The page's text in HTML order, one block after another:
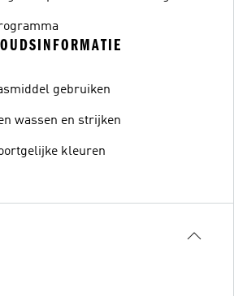
gebruiken
wassen en strijken
kleuren